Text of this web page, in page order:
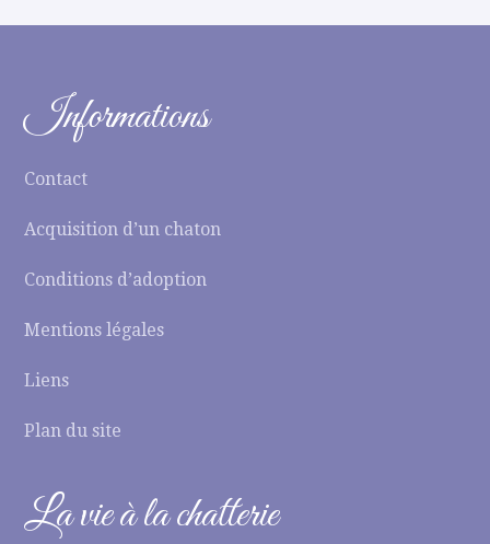
Informations
Contact
Acquisition d’un chaton
Conditions d’adoption
Mentions légales
Liens
Plan du site
La vie à la chatterie